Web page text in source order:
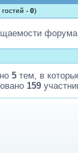
, гостей - 0)
форума
5 тем, в
159